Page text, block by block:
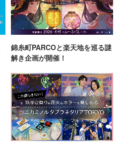
錦糸町PARCOと楽天地を巡る謎
解き企画が開催！